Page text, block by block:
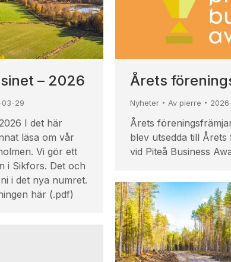
– 2026
29
I det här
läsa om vår
Vi gör ett
i Sikfors. Det och
i det nya numret.
här (.pdf)
Årets
Nyheter Av pierre
Årets
blev utsedda till
vid Piteå Business